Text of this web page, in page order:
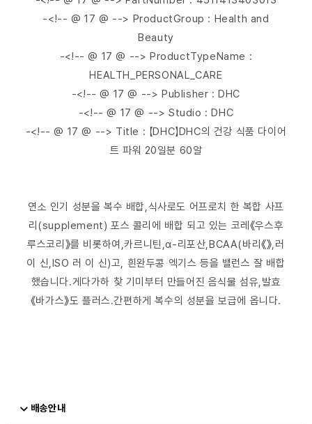
-<!-- @ 17 @ --> ProductGroup : Health and
Beauty
-<!-- @ 17 @ --> ProductTypeName :
HEALTH_PERSONAL_CARE
-<!-- @ 17 @ --> Publisher : DHC
-<!-- @ 17 @ --> Studio : DHC
-<!-- @ 17 @ --> Title : 【DHC】DHC의 건강 식품 다이어
트 파워 20일분 60알
연소 인기 성분을 복수 배합,식사로도 어프로치 한 복합 사프
리(supplement) 포스 콜리에 배합 되고 있는 코레《우스후
루스코리》를 비롯하여,카르니틴,α‐리포산,BCAA(바리《》,러
이 신,ISO 러 이 신)고, 흰완두콩 엑기스 등을 밸런스 잘 배합
했습니다.게다가하 찾 기미부터 만들어진 음식물 섬유,발효
《바가스》도 플러스.간편하게 복수의 성분을 보급에 옵니다.
배송안내